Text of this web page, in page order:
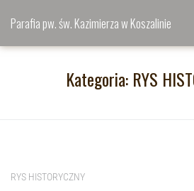
Parafia pw. św. Kazimierza w Koszalinie
Kategoria: RYS
RYS HISTORYCZNY